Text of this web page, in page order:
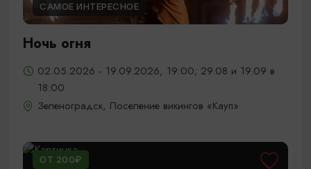
САМОЕ ИНТЕРЕСНОЕ
Ночь огня
02.05.2026 - 19.09.2026, 19:00; 29.08 и 19.09 в
18:00
Зеленоградск, Поселение викингов «Кауп»
ОТ 200₽